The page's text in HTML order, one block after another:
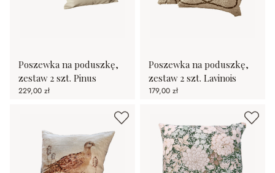
Poszewka na poduszkę,
zestaw 2 szt. Pinus
229,00 zł
Poszewka na poduszkę,
zestaw 2 szt. Lavinois
179,00 zł